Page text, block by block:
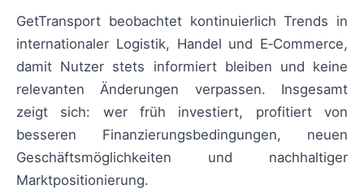
GetTransport beobachtet kontinuierlich Trends in
internationaler Logistik, Handel und E‑Commerce,
damit Nutzer stets informiert bleiben und keine
relevanten Änderungen verpassen. Insgesamt
zeigt sich: wer früh investiert, profitiert von
besseren Finanzierungsbedingungen, neuen
Geschäftsmöglichkeiten und nachhaltiger
Marktpositionierung.